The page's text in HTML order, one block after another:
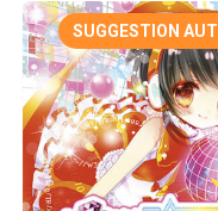
SUGGESTION